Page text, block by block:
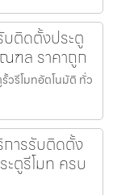
ติดตั้งประตู
ฑล ราคาถูก
วรีโมทอัตโนมัติ ทั่ว
ารรับติดตั้ง
ะตูรีโมท ครบ